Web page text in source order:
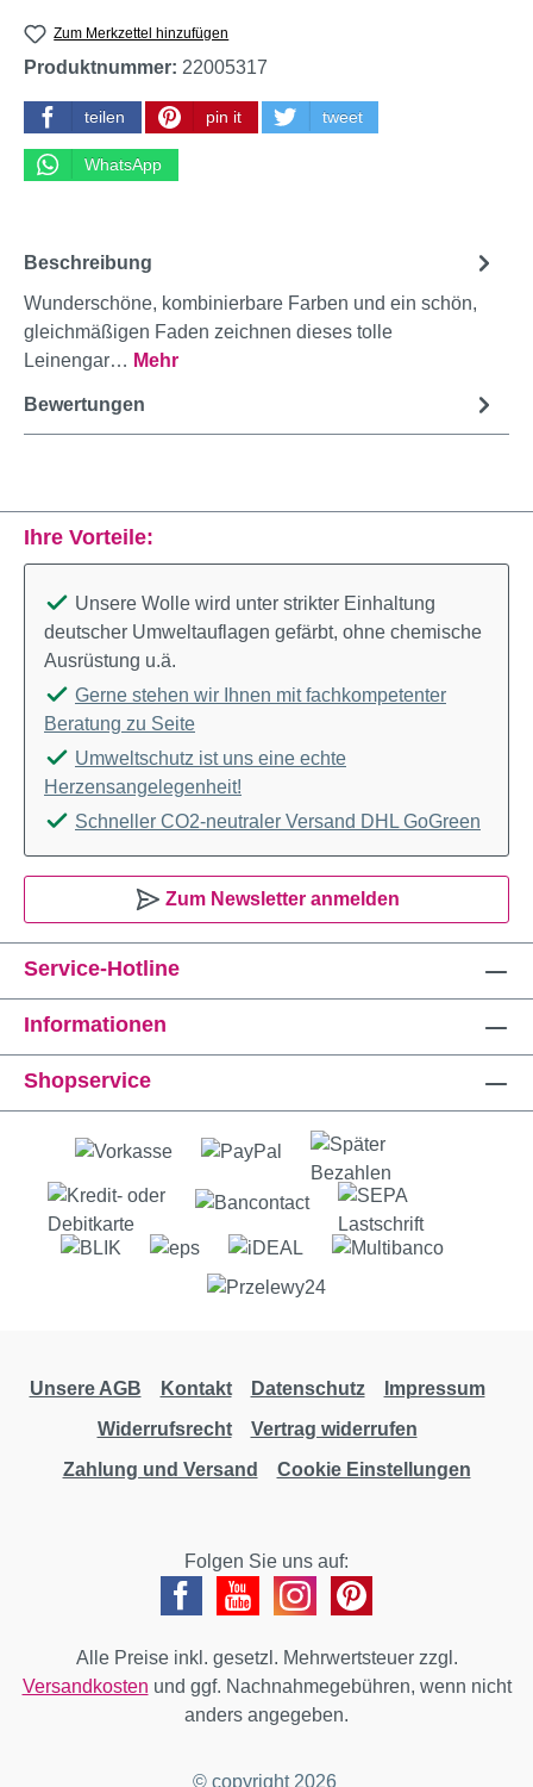
Zum Merkzettel hinzufügen
Produktnummer: 22005317
teilen pin it tweet
WhatsApp
Beschreibung
Wunderschöne, kombinierbare Farben und ein schön,
gleichmäßigen Faden zeichnen dieses tolle
Leinengar… Mehr
Bewertungen
Service-Hotline
Informationen
Shopservice
Ihre Vorteile:
Unsere Wolle wird unter strikter Einhaltung
deutscher Umweltauflagen gefärbt, ohne chemische
Ausrüstung u.ä.
Gerne stehen wir Ihnen mit fachkompetenter
Beratung zu Seite
Umweltschutz ist uns eine echte
Herzensangelegenheit!
Schneller CO2-neutraler Versand DHL GoGreen
Zum Newsletter anmelden
Unsere AGB Kontakt Datenschutz
Impressum
Widerrufsrecht
Vertrag widerrufen
Zahlung und Versand
Cookie Einstellungen
Folgen Sie uns auf:
Alle Preise inkl. gesetzl. Mehrwertsteuer zzgl.
Versandkosten und ggf. Nachnahmegebühren, wenn nicht
anders angegeben.
© copyright 2026